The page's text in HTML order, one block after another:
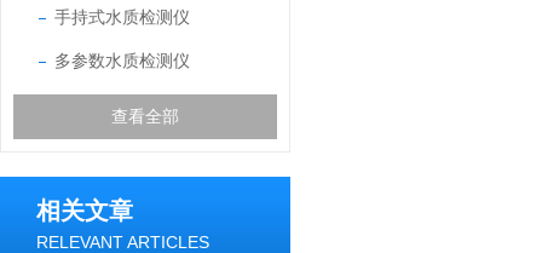
手持式水质检测仪
多参数水质检测仪
查看全部
相关文章
RELEVANT ARTICLES